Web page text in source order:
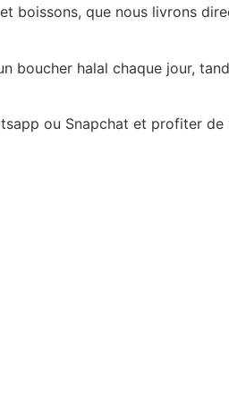
boissons, que nous livrons
halal chaque jour,
ou Snapchat et profiter